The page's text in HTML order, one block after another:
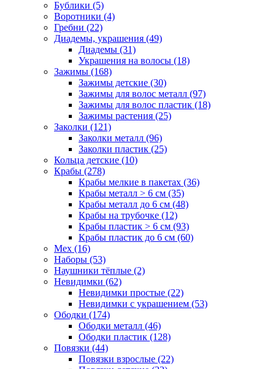
Бублики (5)
Воротники (4)
Гребни (22)
Диадемы, украшения (49)
Диадемы (31)
Украшения на волосы (18)
Зажимы (168)
Зажимы детские (30)
Зажимы для волос металл (97)
Зажимы для волос пластик (18)
Зажимы растения (25)
Заколки (121)
Заколки металл (96)
Заколки пластик (25)
Кольца детские (10)
Крабы (278)
Крабы мелкие в пакетах (36)
Крабы металл > 6 см (35)
Крабы металл до 6 см (48)
Крабы на трубочке (12)
Крабы пластик > 6 см (93)
Крабы пластик до 6 см (60)
Мех (16)
Наборы (53)
Наушники тёплые (2)
Невидимки (62)
Невидимки простые (22)
Невидимки с украшением (53)
Ободки (174)
Ободки металл (46)
Ободки пластик (128)
Повязки (44)
Повязки взрослые (22)